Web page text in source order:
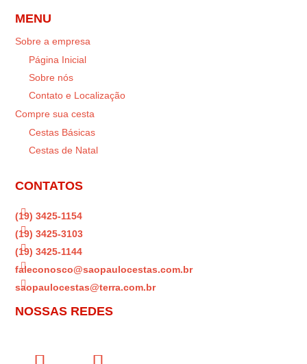
MENU
Sobre a empresa
Página Inicial
Sobre nós
Contato e Localização
Compre sua cesta
Cestas Básicas
Cestas de Natal
CONTATOS

(19) 3425-1154

(19) 3425-3103

(19) 3425-1144

faleconosco@saopaulocestas.com.br

saopaulocestas@terra.com.br
NOSSAS REDES